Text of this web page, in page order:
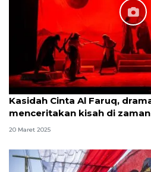
Kasidah Cinta Al Faruq,
menceritakan kisah di
20 Maret 2025